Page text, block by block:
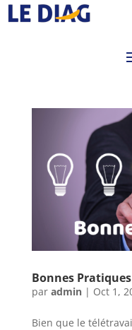
Bonnes Pratiques
par admin| Oct 1,
Bien que le